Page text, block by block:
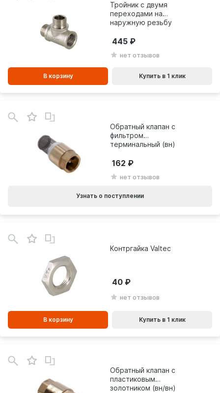
Тройник с двумя
переходами на
наружную резьбу
нет отзывов
445
В корзину Купить в 1 клик
Обратный клапан с
фильтром
терминальный (вн)
нет отзывов
162
Узнать о поступлении
Контргайка Valtec
нет отзывов
40
В корзину Купить в 1 клик
Обратный клапан с
пластиковым
золотником (вн/вн)